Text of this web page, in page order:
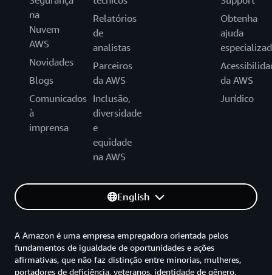
na
Nuvem
AWS
Novidades
Blogs
Comunicados
à
imprensa
Relatórios
de
analistas
Parceiros
da AWS
Inclusão,
diversidade
e
equidade
na AWS
Obtenha
ajuda
da AWS
Jurídico
English
A Amazon é uma empresa empregadora orientada pelos
fundamentos de igualdade de oportunidades e ações
afirmativas, que não faz distinção entre minorias, mulheres,
portadores de deficiência, veteranos, identidade de gênero,